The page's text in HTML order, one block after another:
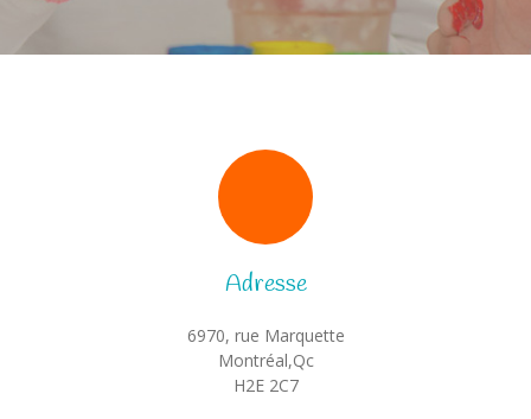
Équipe
-- Membres du CA
Adresse
6970, rue Marquette
Montréal,Qc
H2E 2C7